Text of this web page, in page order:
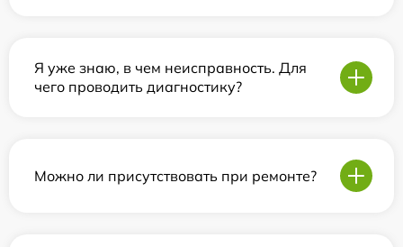
Я уже знаю, в чем неисправность. Для
чего проводить диагностику?
Можно ли присутствовать при ремонте?